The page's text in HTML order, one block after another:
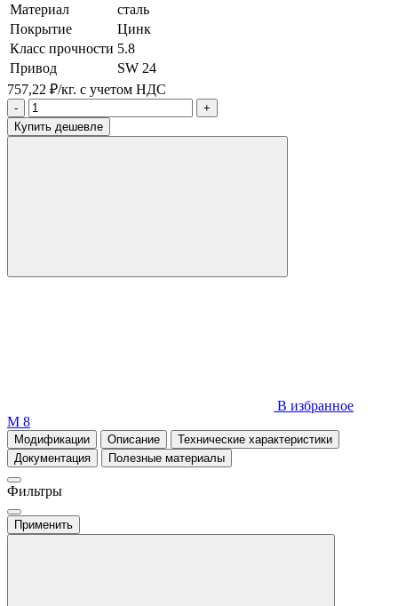
Материал
сталь
Покрытие
Цинк
Класс прочности 5.8
Привод
SW 24
757,22 ₽/кг. с учетом НДС
-
+
Купить дешевле
В избранное
М 8
Модификации Описание
Технические характеристики
Документация
Полезные материалы
Фильтры
Применить